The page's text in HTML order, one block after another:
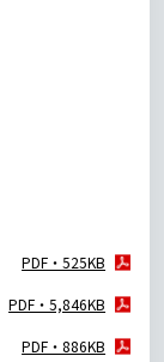
PDF・525KB
PDF・5,846KB
PDF・886KB